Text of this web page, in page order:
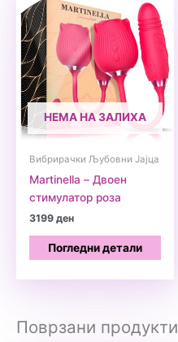
НЕМА НА ЗАЛИХА
Вибрирачки Љубовни Јајца
Martinella – Двоен
стимулатор роза
3199ден
Погледни детали
Поврзани продукти